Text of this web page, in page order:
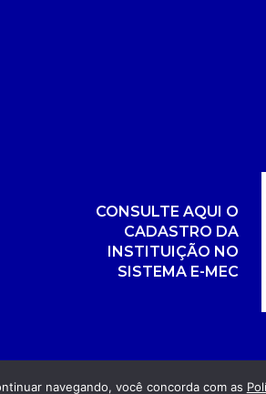
CONSULTE AQUI O
CADASTRO DA
INSTITUIÇÃO NO
SISTEMA E-MEC
Desenvolvimento:
navegando, você concorda com as